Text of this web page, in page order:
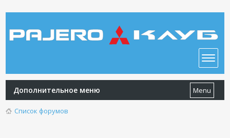
Дополнительное меню Menu
Список форумов